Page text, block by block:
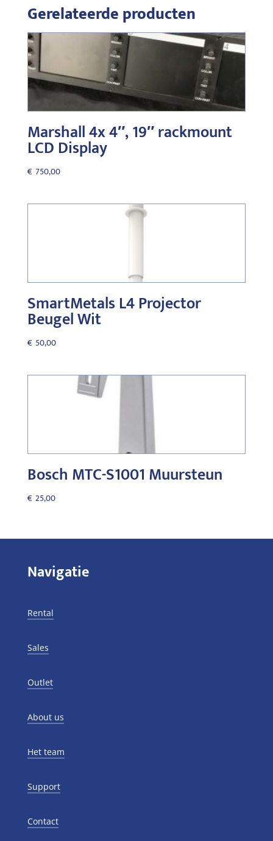
Gerelateerde producten
Marshall 4x 4″, 19″ rackmount
LCD Display
€ 750,00
SmartMetals L4 Projector
Beugel Wit
€ 50,00
Bosch MTC-S1001 Muursteun
€ 25,00
Navigatie
Rental
Sales
Outlet
About us
Het team
Support
Contact